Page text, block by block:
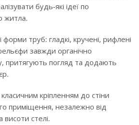
будь-які ідеї по
житла.
форми труб: гладкі, кручені, рифлені
завжди органічно
притягують погляд та додають
кріпленням до стіни
приміщення, незалежно від
висоти стелі.